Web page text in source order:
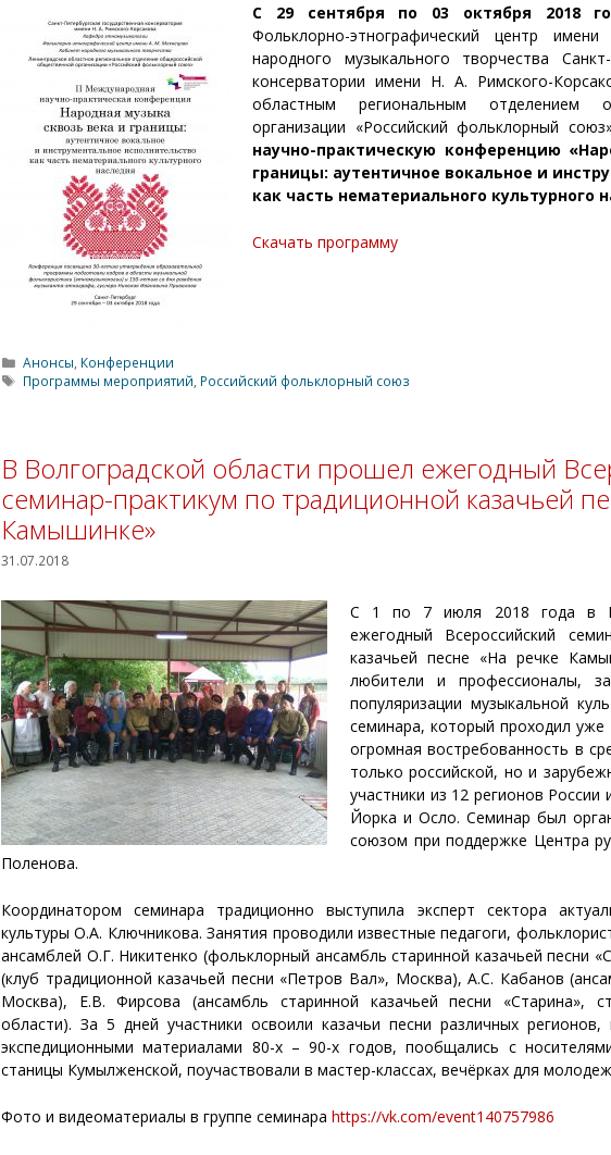
С 29 сентября по 03 октября 2018
Фольклорно-этнографический центр
народного музыкального творчества Санкт-
консерватории имени Н. А. Римского-
областным региональным отделением
организации «Российский фольклорный
научно-практическую конференцию
границы: аутентичное вокальное и
как часть нематериального культурного
Скачать программу
Рубрики
Анонсы Конференции
Метки
Программы мероприятий Российский фольклорный союз
В Волгоградской области прошел ежегодный
семинар-практикум по традиционной казачьей
Камышинке»
31.07.2018
С 1 по 7 июля 2018 года в
ежегодный Всероссийский
казачьей песне «На речке
любители и профессионалы,
популяризации музыкальной
семинара, который проходил уже
огромная востребованность в
только российской, но и
участники из 12 регионов
Йорка и Осло. Семинар был
союзом при поддержке Центра
Поленова.
Координатором семинара традиционно выступила эксперт сектора
культуры О.А. Ключникова. Занятия проводили известные педагоги,
ансамблей О.Г. Никитенко (фольклорный ансамбль старинной казачьей песни
(клуб традиционной казачьей песни «Петров Вал», Москва), А.С. Кабанов
Москва), Е.В. Фирсова (ансамбль старинной казачьей песни «Старина»,
области). За 5 дней участники освоили казачьи песни различных
экспедиционными материалами 80-х – 90-х годов, пообщались с
станицы Кумылженской, поучаствовали в мастер-классах, вечёрках для
Фото и видеоматериалы в группе семинара https://vk.com/event140757986